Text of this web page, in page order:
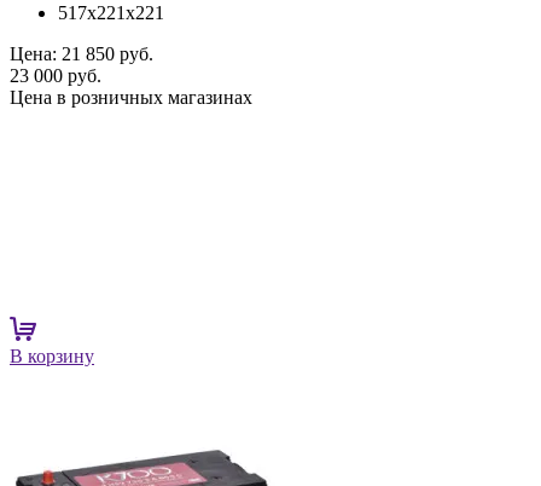
517x221x221
Цена: 21 850 руб.
23 000 руб.
Цена в розничных магазинах
В корзину